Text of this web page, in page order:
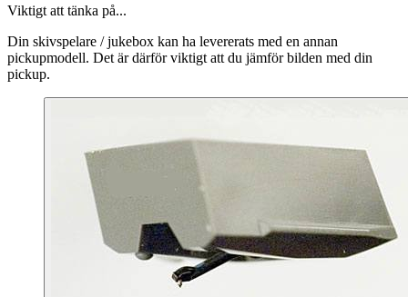
Viktigt att tänka på...
Din skivspelare / jukebox kan ha levererats med en annan
pickupmodell. Det är därför viktigt att du jämför bilden med din
pickup.